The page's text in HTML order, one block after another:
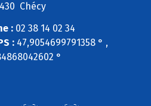
Chécy
:02 38 14 02 34
:47,9054699791358 ° ,
°